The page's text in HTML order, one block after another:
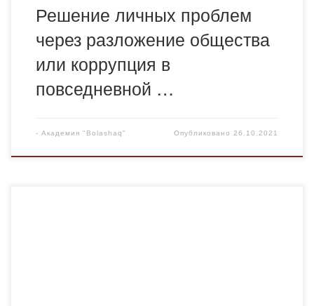
Решение личных проблем
через разложение общества
или коррупция в
повседневной …
- Академия "Bolashaq" Опубликовано26.10.2021